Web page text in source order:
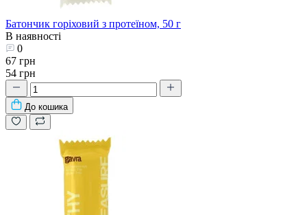
Батончик горіховий з протеїном, 50 г
В наявності
0
67 грн
54 грн
До кошика